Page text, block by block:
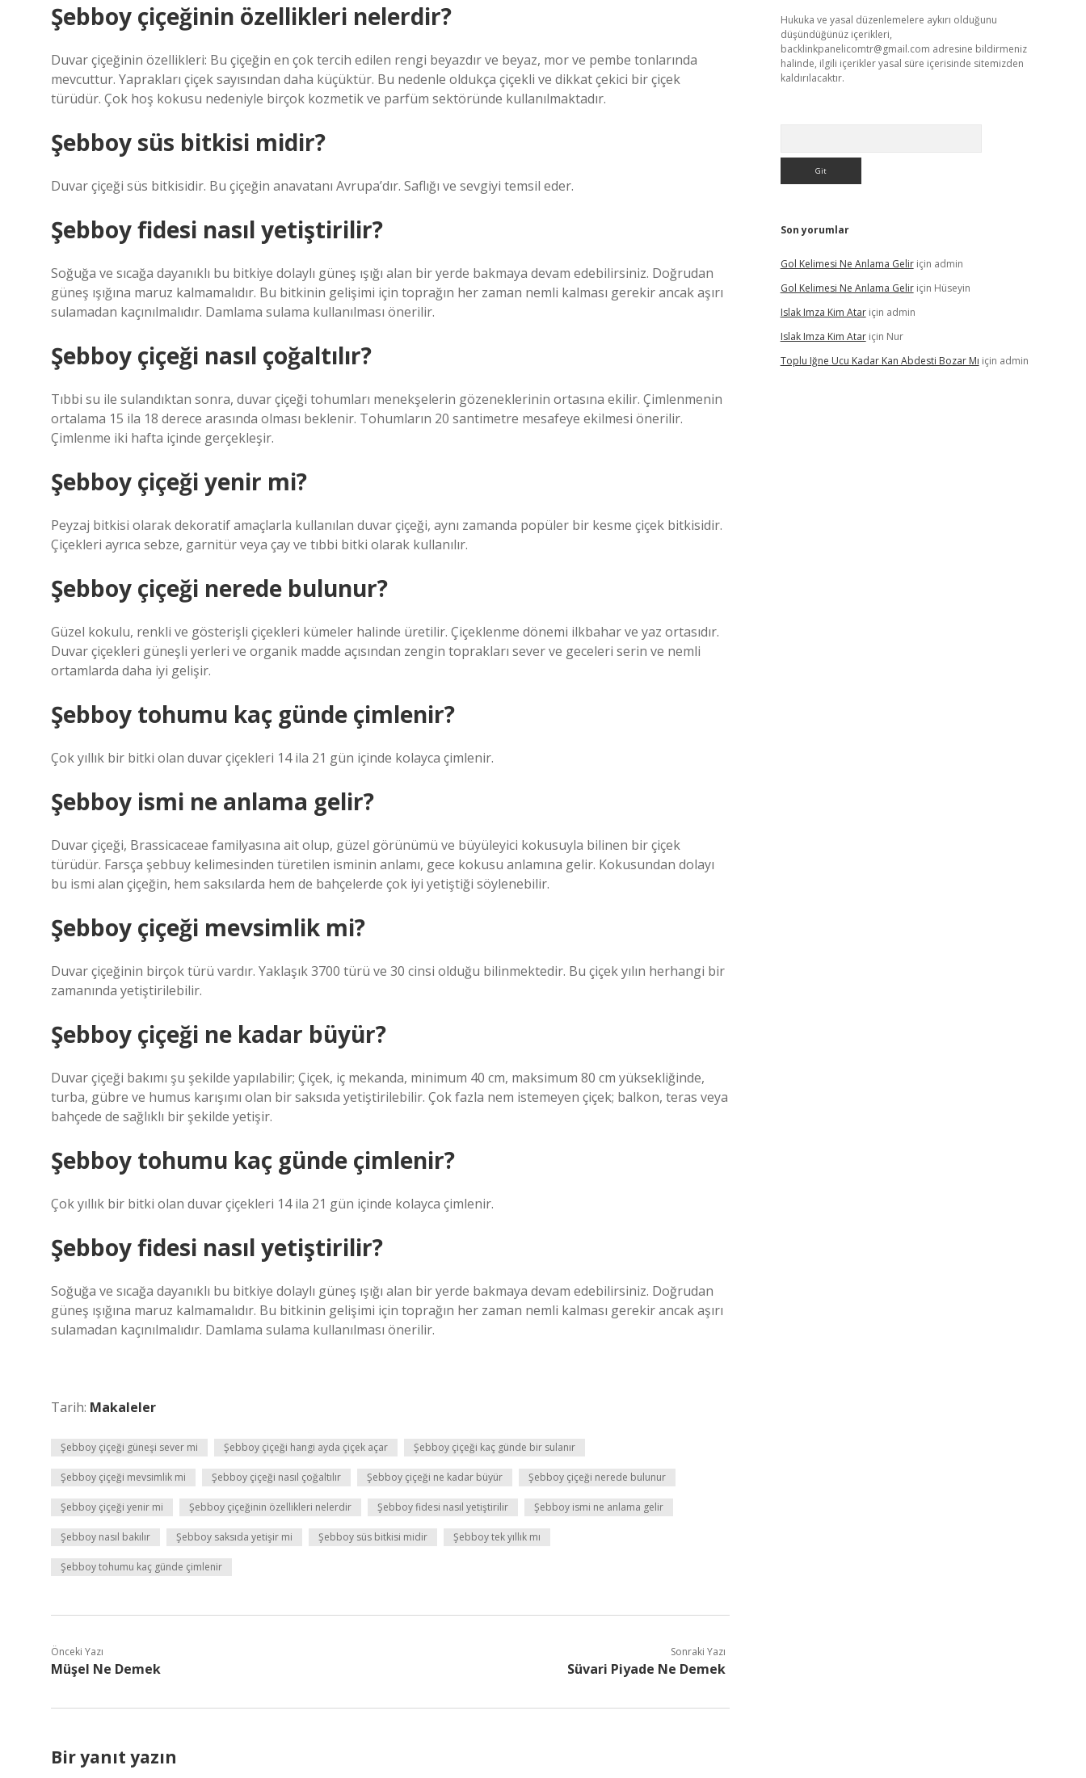
Şebboy çiçeğinin özellikleri nelerdir?
Duvar çiçeğinin özellikleri: Bu çiçeğin en çok tercih edilen rengi beyazdır ve beyaz, mor ve pembe tonlarında
mevcuttur. Yaprakları çiçek sayısından daha küçüktür. Bu nedenle oldukça çiçekli ve dikkat çekici bir çiçek
türüdür. Çok hoş kokusu nedeniyle birçok kozmetik ve parfüm sektöründe kullanılmaktadır.
Şebboy süs bitkisi midir?
Duvar çiçeği süs bitkisidir. Bu çiçeğin anavatanı Avrupa’dır. Saflığı ve sevgiyi temsil eder.
Şebboy fidesi nasıl yetiştirilir?
Soğuğa ve sıcağa dayanıklı bu bitkiye dolaylı güneş ışığı alan bir yerde bakmaya devam edebilirsiniz. Doğrudan
güneş ışığına maruz kalmamalıdır. Bu bitkinin gelişimi için toprağın her zaman nemli kalması gerekir ancak aşırı
sulamadan kaçınılmalıdır. Damlama sulama kullanılması önerilir.
Şebboy çiçeği nasıl çoğaltılır?
Tıbbi su ile sulandıktan sonra, duvar çiçeği tohumları menekşelerin gözeneklerinin ortasına ekilir. Çimlenmenin
ortalama 15 ila 18 derece arasında olması beklenir. Tohumların 20 santimetre mesafeye ekilmesi önerilir.
Çimlenme iki hafta içinde gerçekleşir.
Şebboy çiçeği yenir mi?
Peyzaj bitkisi olarak dekoratif amaçlarla kullanılan duvar çiçeği, aynı zamanda popüler bir kesme çiçek bitkisidir.
Çiçekleri ayrıca sebze, garnitür veya çay ve tıbbi bitki olarak kullanılır.
Şebboy çiçeği nerede bulunur?
Güzel kokulu, renkli ve gösterişli çiçekleri kümeler halinde üretilir. Çiçeklenme dönemi ilkbahar ve yaz ortasıdır.
Duvar çiçekleri güneşli yerleri ve organik madde açısından zengin toprakları sever ve geceleri serin ve nemli
ortamlarda daha iyi gelişir.
Şebboy tohumu kaç günde çimlenir?
Çok yıllık bir bitki olan duvar çiçekleri 14 ila 21 gün içinde kolayca çimlenir.
Şebboy ismi ne anlama gelir?
Duvar çiçeği, Brassicaceae familyasına ait olup, güzel görünümü ve büyüleyici kokusuyla bilinen bir çiçek
türüdür. Farsça şebbuy kelimesinden türetilen isminin anlamı, gece kokusu anlamına gelir. Kokusundan dolayı
bu ismi alan çiçeğin, hem saksılarda hem de bahçelerde çok iyi yetiştiği söylenebilir.
Şebboy çiçeği mevsimlik mi?
Duvar çiçeğinin birçok türü vardır. Yaklaşık 3700 türü ve 30 cinsi olduğu bilinmektedir. Bu çiçek yılın herhangi bir
zamanında yetiştirilebilir.
Şebboy çiçeği ne kadar büyür?
Duvar çiçeği bakımı şu şekilde yapılabilir; Çiçek, iç mekanda, minimum 40 cm, maksimum 80 cm yüksekliğinde,
turba, gübre ve humus karışımı olan bir saksıda yetiştirilebilir. Çok fazla nem istemeyen çiçek; balkon, teras veya
bahçede de sağlıklı bir şekilde yetişir.
Şebboy tohumu kaç günde çimlenir?
Çok yıllık bir bitki olan duvar çiçekleri 14 ila 21 gün içinde kolayca çimlenir.
Şebboy fidesi nasıl yetiştirilir?
Soğuğa ve sıcağa dayanıklı bu bitkiye dolaylı güneş ışığı alan bir yerde bakmaya devam edebilirsiniz. Doğrudan
güneş ışığına maruz kalmamalıdır. Bu bitkinin gelişimi için toprağın her zaman nemli kalması gerekir ancak aşırı
sulamadan kaçınılmalıdır. Damlama sulama kullanılması önerilir.
Tarih: Makaleler
Şebboy çiçeği güneşi sever mi Şebboy çiçeği hangi ayda çiçek açar Şebboy çiçeği kaç günde bir sulanır
Şebboy çiçeği mevsimlik mi Şebboy çiçeği nasıl çoğaltılır Şebboy çiçeği ne kadar büyür Şebboy çiçeği nerede bulunur
Şebboy çiçeği yenir mi Şebboy çiçeğinin özellikleri nelerdir Şebboy fidesi nasıl yetiştirilir Şebboy ismi ne anlama gelir
Şebboy nasıl bakılır Şebboy saksıda yetişir mi Şebboy süs bitkisi midir Şebboy tek yıllık mı
Şebboy tohumu kaç günde çimlenir
Önceki Yazı
Müşel Ne Demek
Sonraki Yazı
Süvari Piyade Ne Demek
Bir yanıt yazın
Hukuka ve yasal düzenlemelere aykırı olduğunu
düşündüğünüz içerikleri,
backlinkpanelicomtr@gmail.com adresine bildirmeniz
halinde, ilgili içerikler yasal süre içerisinde sitemizden
kaldırılacaktır.
Son yorumlar
Gol Kelimesi Ne Anlama Geliriçin admin
Gol Kelimesi Ne Anlama Geliriçin Hüseyin
Islak Imza Kim Atariçin admin
Islak Imza Kim Atariçin Nur
Toplu Iğne Ucu Kadar Kan Abdesti Bozar Mı için admin